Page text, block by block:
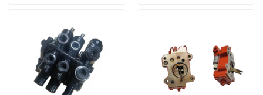
Video
Tentang kami